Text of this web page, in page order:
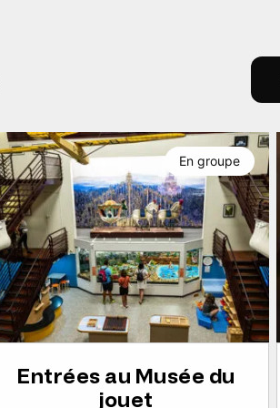
Entrées au Musée du
jouet
En groupe